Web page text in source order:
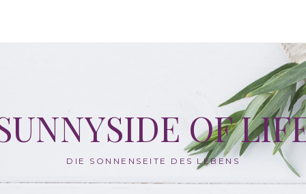
OF
DIE SONNENSEITE DES LEBENS